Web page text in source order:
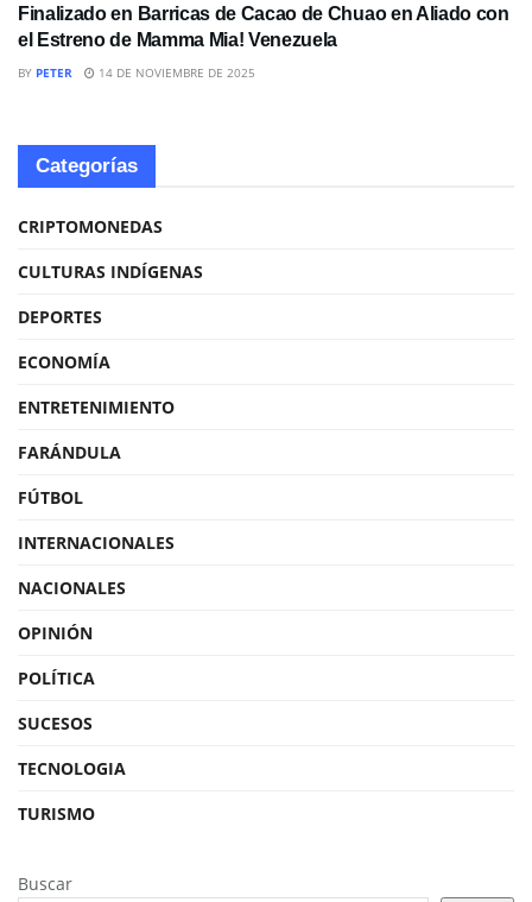
Finalizado en Barricas de Cacao de Chuao en Aliado con
el Estreno de Mamma Mia! Venezuela
BY PETER 14 DE NOVIEMBRE DE 2025
Categorías
CRIPTOMONEDAS
CULTURAS INDÍGENAS
DEPORTES
ECONOMÍA
ENTRETENIMIENTO
FARÁNDULA
FÚTBOL
INTERNACIONALES
NACIONALES
OPINIÓN
POLÍTICA
SUCESOS
TECNOLOGIA
TURISMO
Buscar